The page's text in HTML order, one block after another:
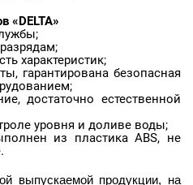
«DELTA»
характеристик;
гарантирована безопасная
достаточно естественной
уровня и доливе воды;
из пластика ABS, не
выпускаемой продукции, на